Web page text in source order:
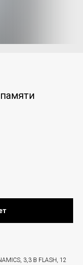
3,3 В FLASH, 12